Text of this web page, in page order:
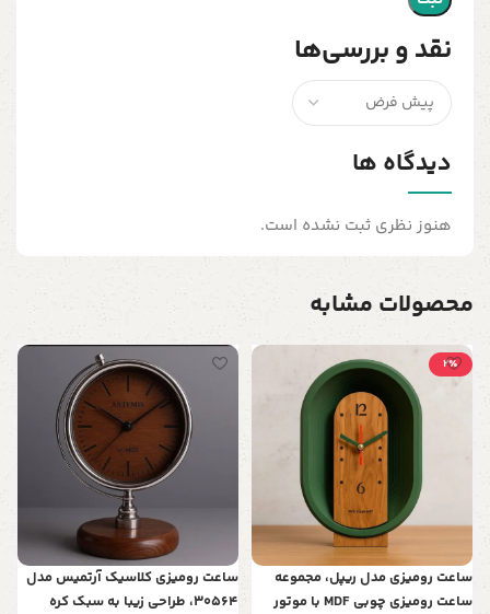
نقد و بررسی‌ها
دیدگاه ها
هنوز نظری ثبت نشده است.
محصولات مشابه
2٪
ساعت رومیزی مدل ریپل، مجموعه
ساعت رومیزی چوبی‌ MDF با موتور
ساعت رومیزی کلاسیک آرتمیس مدل
30564، طراحی زیبا به سبک کره